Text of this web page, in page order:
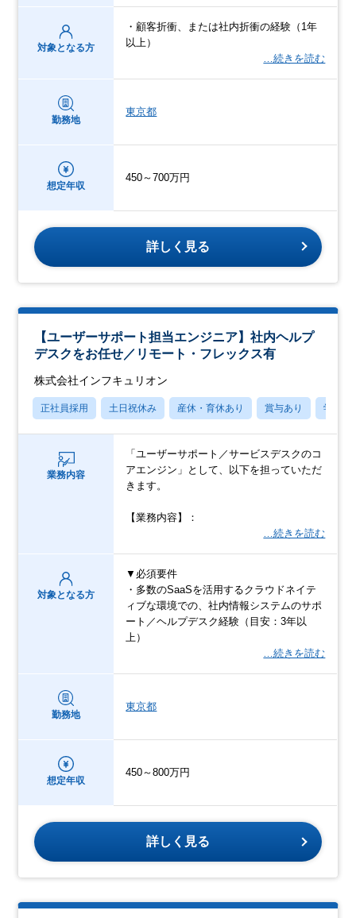
対象となる方
・顧客折衝、または社内折衝の経験（1年
以上）
…続きを読む
勤務地
東京都
想定年収
450～700万円
詳しく見る
【ユーザーサポート担当エンジニア】社内ヘルプ
デスクをお任せ／リモート・フレックス有
株式会社インフキュリオン
正社員採用 土日祝休み 産休・育休あり 賞与あり 学歴不
業務内容
「ユーザーサポート／サービスデスクのコ
アエンジン」として、以下を担っていただ
きます。
【業務内容】：
…続きを読む
対象となる方
▼必須要件
・多数のSaaSを活用するクラウドネイテ
ィブな環境での、社内情報システムのサポ
ート／ヘルプデスク経験（目安：3年以
上）
…続きを読む
勤務地
東京都
想定年収
450～800万円
詳しく見る